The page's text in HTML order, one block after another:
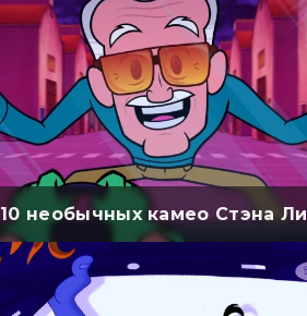
10 необычных камео Стэна Ли